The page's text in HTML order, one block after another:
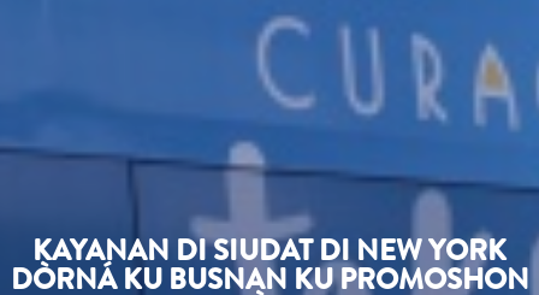
KAYANAN DI SIUDAT DI NEW YORK
DÒRNÁ KU BUSNAN KU PROMOSHON